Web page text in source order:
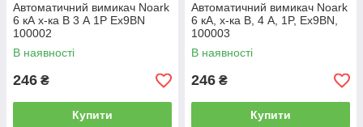
Автоматичний вимикач Noark
6 кА х-ка B 3 А 1P Ex9BN
100002
В наявності
246 ₴
Купити
Автоматичний вимикач Noark
6 кА, х-ка B, 4 А, 1P, Ex9BN,
100003
В наявності
246 ₴
Купити